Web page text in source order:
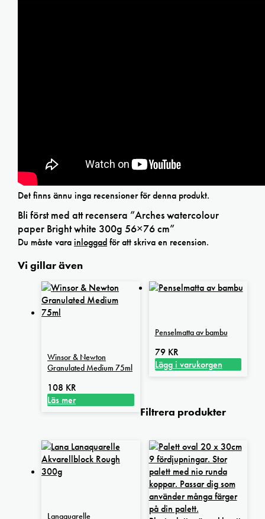
Det finns ännu inga recensioner för denna produkt.
Bli först med att recensera ”Arches watercolour
paper Bright white 300g 56×76 cm”
Du måste varainloggadför att skriva en recension.
Vi gillar även
Winsor & Newton
Granulated Medium 75ml
108 KR
Läs mer
Penselmatta av bambu
79 KR
Lägg i varukorgen
Lanaquarelle
Filtrera produkter